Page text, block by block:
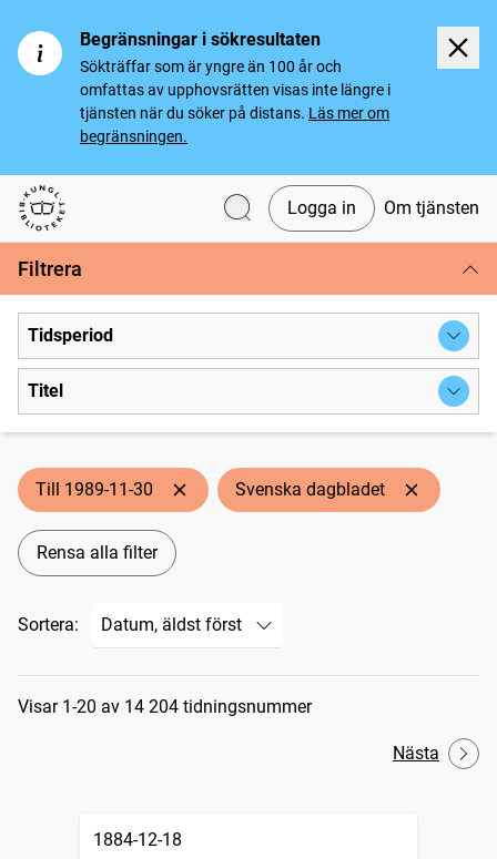
Begränsningar i sökresultaten
Sökträffar som är yngre än 100 år och
omfattas av upphovsrätten visas inte längre i
tjänsten när du söker på distans. Läs mer om
begränsningen.
Svenska tidningar
Logga in Om tjänsten
Filtrera
Tidsperiod
Titel
Till 1989-11-30 Svenska dagbladet
Rensa alla filter
Sortera:
Sökresultat
Visar 1-20 av 14 204 tidningsnummer
Nästa
1884-12-18